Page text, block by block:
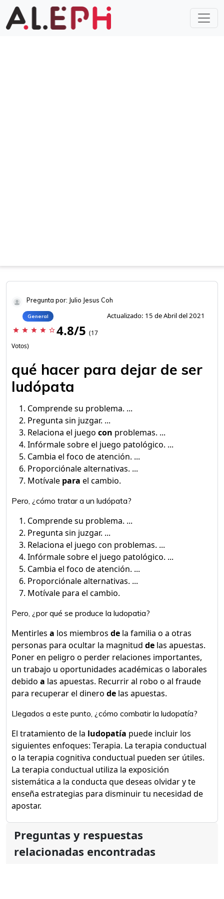
Pregunta por: Julio Jesus Coh
General Actualizado: 15 de Abril del 2021
star star star star star_border 4.8/5 (17
Votos)
qué hacer para dejar de ser
ludópata
Comprende su problema. ...
Pregunta sin juzgar. ...
Relaciona el juego con problemas. ...
Infórmale sobre el juego patológico. ...
Cambia el foco de atención. ...
Proporciónale alternativas. ...
Motívale para el cambio.
Pero, ¿cómo tratar a un ludópata?
Comprende su problema. ...
Pregunta sin juzgar. ...
Relaciona el juego con problemas. ...
Infórmale sobre el juego patológico. ...
Cambia el foco de atención. ...
Proporciónale alternativas. ...
Motívale para el cambio.
Pero, ¿por qué se produce la ludopatia?
Mentirles a los miembros de la familia o a otras
personas para ocultar la magnitud de las apuestas.
Poner en peligro o perder relaciones importantes,
un trabajo u oportunidades académicas o laborales
debido a las apuestas. Recurrir al robo o al fraude
para recuperar el dinero de las apuestas.
Llegados a este punto, ¿cómo combatir la ludopatía?
El tratamiento de la ludopatía puede incluir los
siguientes enfoques: Terapia. La terapia conductual
o la terapia cognitiva conductual pueden ser útiles.
La terapia conductual utiliza la exposición
sistemática a la conducta que deseas olvidar y te
enseña estrategias para disminuir tu necesidad de
apostar.
Preguntas y respuestas
relacionadas encontradas